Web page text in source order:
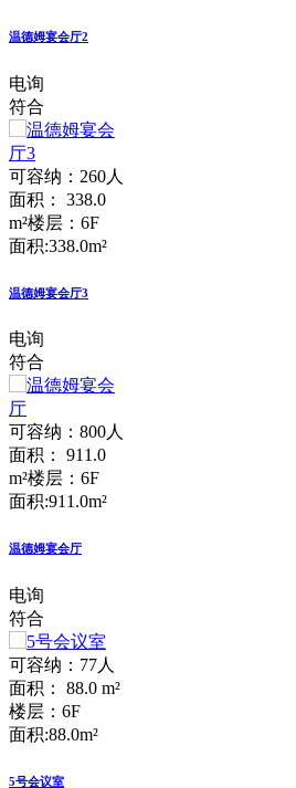
温德姆宴会厅2
电询
符合
可容纳：260人
面积： 338.0
m²楼层：6F
面积:338.0m²
温德姆宴会厅3
电询
符合
可容纳：800人
面积： 911.0
m²楼层：6F
面积:911.0m²
温德姆宴会厅
电询
符合
可容纳：77人
面积： 88.0 m²
楼层：6F
面积:88.0m²
5号会议室